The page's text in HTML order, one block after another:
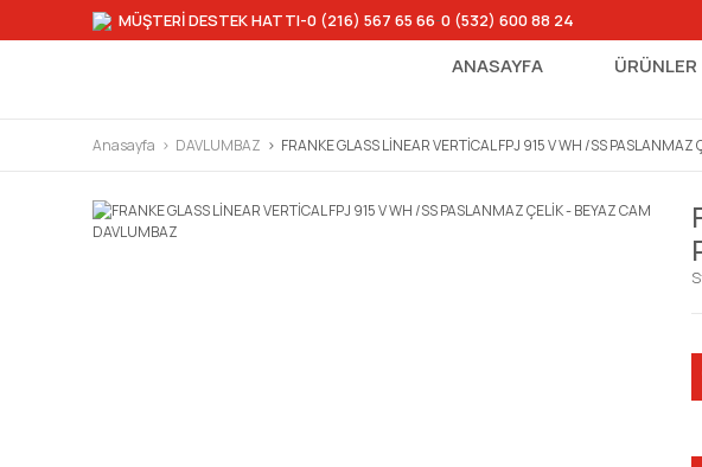
MÜŞTERİ DESTEK HATTI-0 (216) 567 65 66-0 (532) 600 88 24
ANASAYFA ÜRÜNLER
Anasayfa DAVLUMBAZ FRANKE GLASS LİNEAR VERTİCAL FPJ 915 V WH /SS